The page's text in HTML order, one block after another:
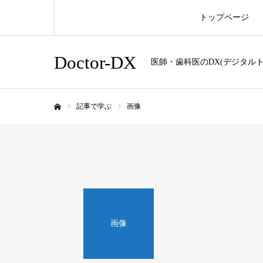
Doctor-DX 医師・歯科医のDX(デジタル
トップページ
記事で学ぶ 画像
画像